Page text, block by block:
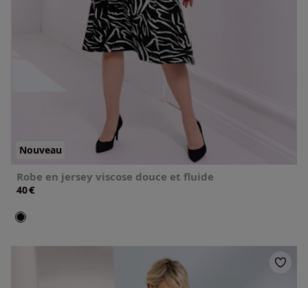
Nouveau
Robe en jersey viscose douce et fluide
40€